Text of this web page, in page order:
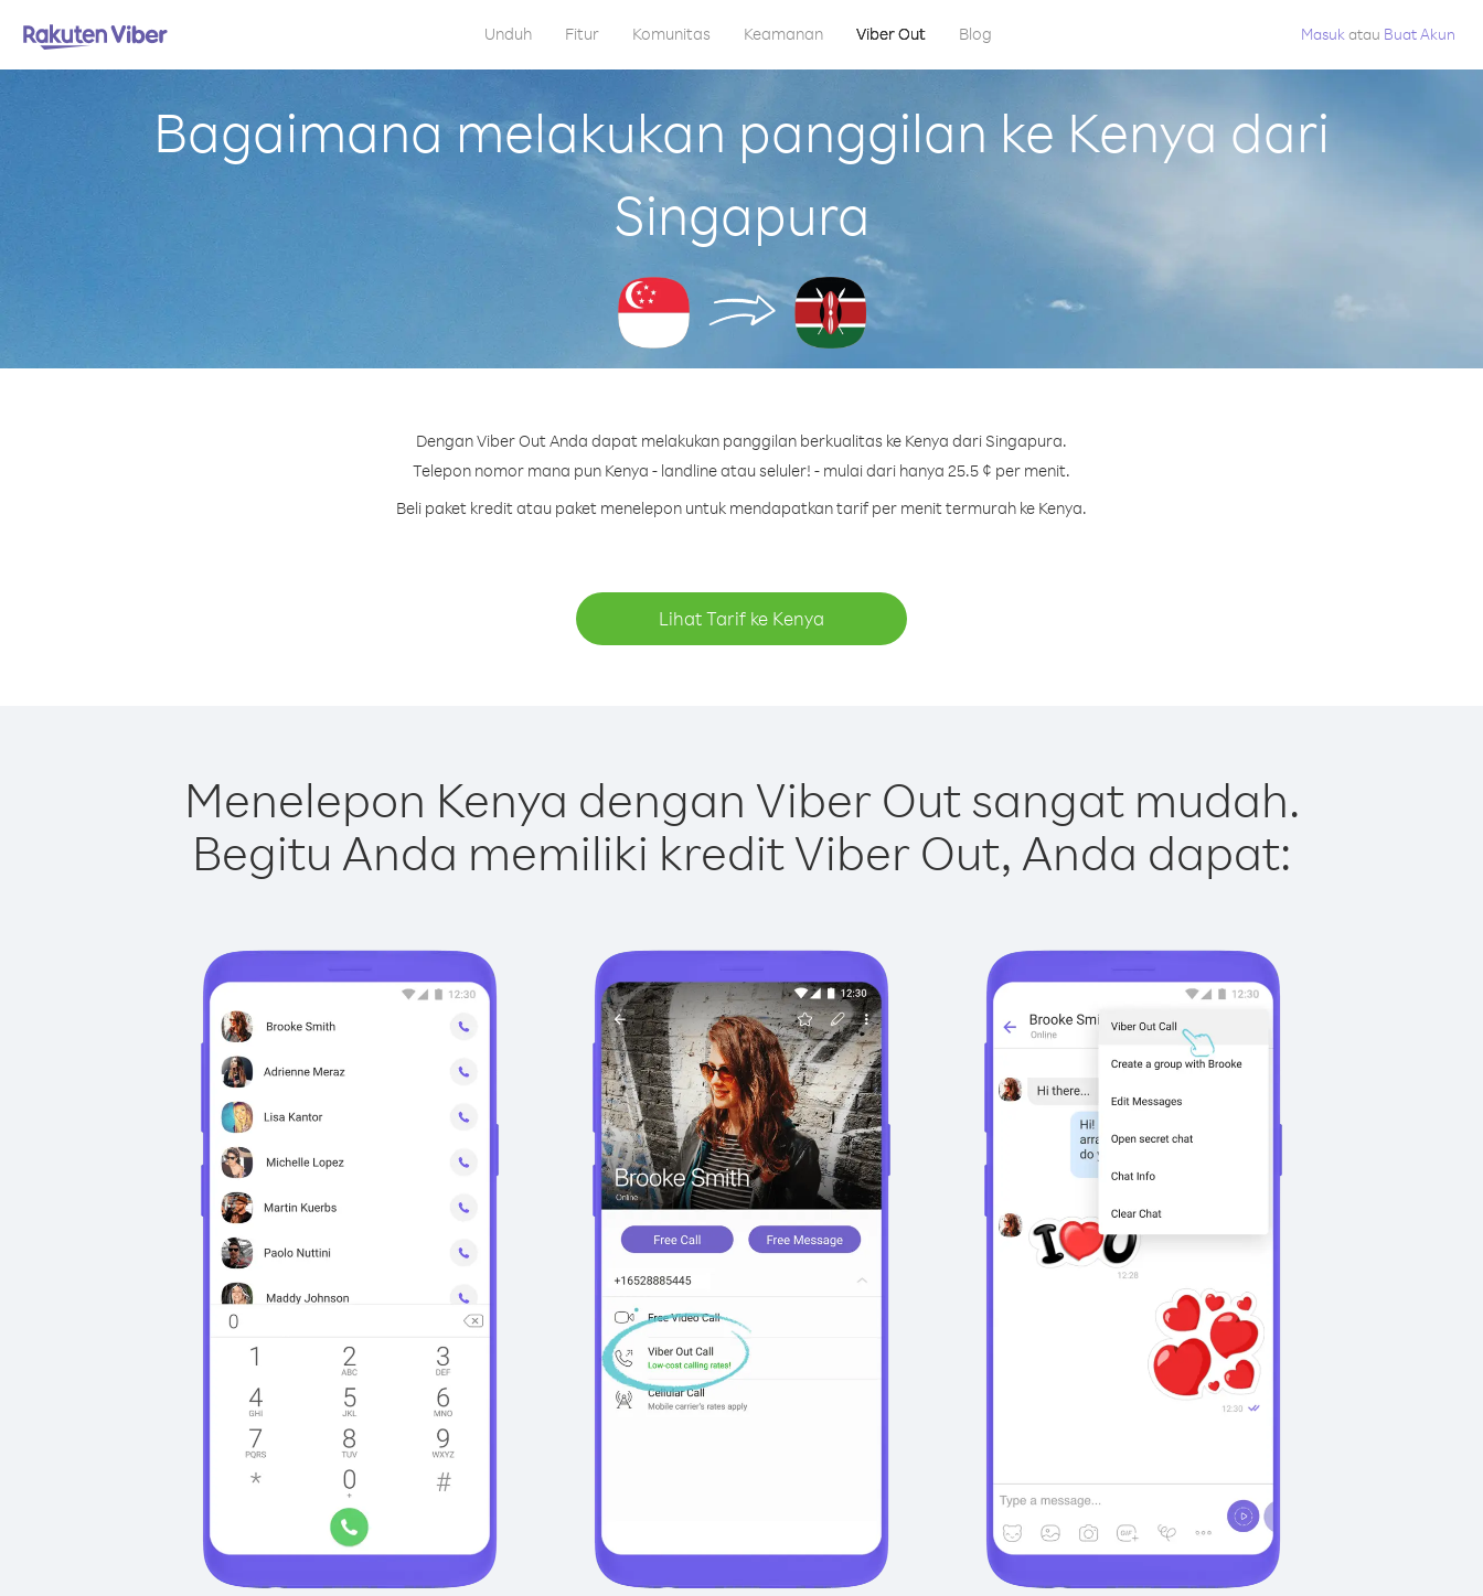
Unduh Fitur Komunitas Keamanan Viber Out Blog Masuk atau Buat Akun
Bagaimana melakukan panggilan ke Kenya dari
Singapura
Dengan Viber Out Anda dapat melakukan panggilan berkualitas ke Kenya dari Singapura.
Telepon nomor mana pun Kenya - landline atau seluler! - mulai dari hanya 25.5 ¢ per menit.
Beli paket kredit atau paket menelepon untuk mendapatkan tarif per menit termurah ke Kenya.
Lihat Tarif ke Kenya
Menelepon Kenya dengan Viber Out sangat mudah.
Begitu Anda memiliki kredit Viber Out, Anda dapat: